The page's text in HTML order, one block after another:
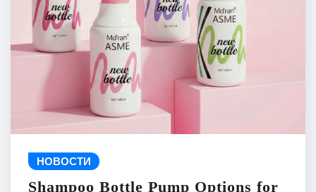
НОВОСТИ
Shampoo Bottle Pump Options for